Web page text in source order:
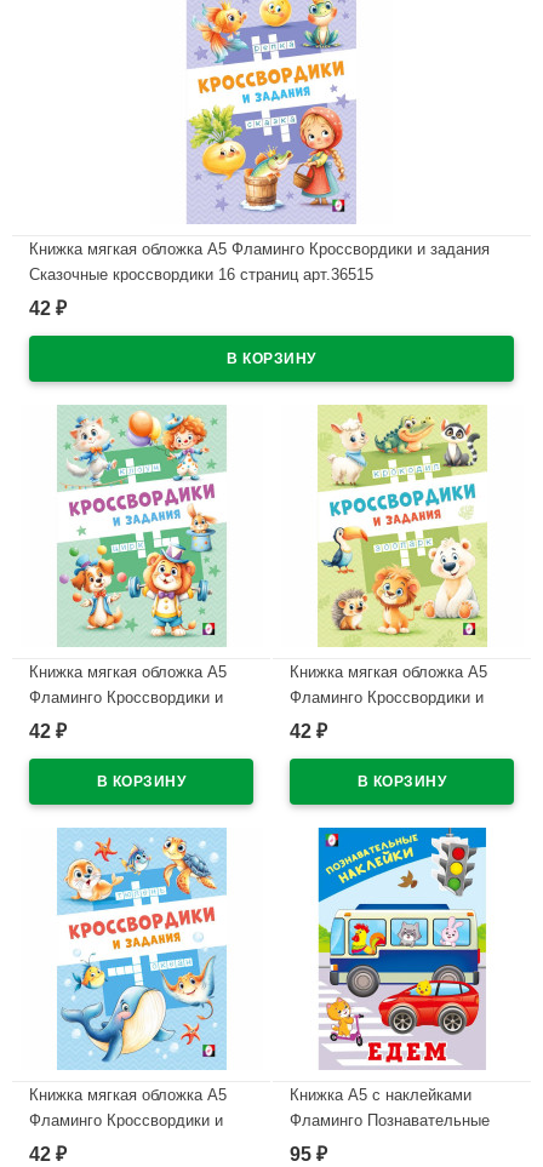
Книжка мягкая обложка А5 Фламинго Кроссвордики и задания
Сказочные кроссвордики 16 страниц арт.36515
В наличии
42 ₽
Книжка мягкая обложка А5
Фламинго Кроссвордики и
задания Цирковые
арт.36522
42 ₽
Книжка мягкая обложка А5
Фламинго Кроссвордики и
задания Кроссвордики из
арт.36492
42 ₽
Книжка мягкая обложка А5
Фламинго Кроссвордики и
задания Морские
42 ₽
Книжка А5 с наклейками
Фламинго Познавательные
наклейки для мальчиков
95 ₽